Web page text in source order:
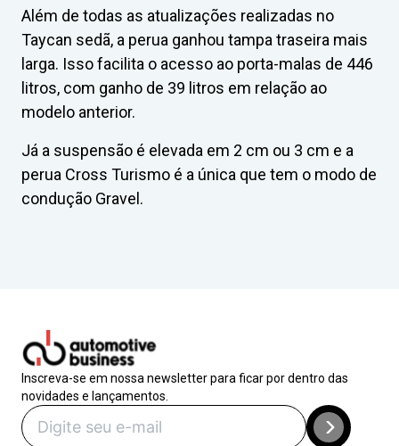
Além de todas as atualizações realizadas no
Taycan sedã, a perua ganhou tampa traseira mais
larga. Isso facilita o acesso ao porta-malas de 446
litros, com ganho de 39 litros em relação ao
modelo anterior.
Já a suspensão é elevada em 2 cm ou 3 cm e a
perua Cross Turismo é a única que tem o modo de
condução Gravel.
Inscreva-se em nossa newsletter para ficar por dentro das
novidades e lançamentos.